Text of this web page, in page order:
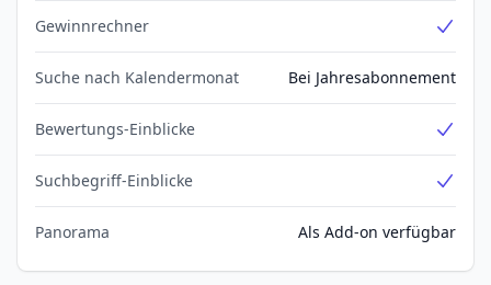
Gewinnrechner
Suche nach Kalendermonat Bei Jahresabonnement
Bewertungs-Einblicke
Suchbegriff-Einblicke
Panorama Als Add-on verfügbar